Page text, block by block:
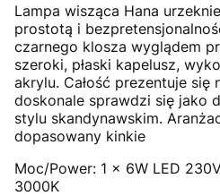
Lampa wisząca Hana
prostotą i
czarnego klosza wyglądem
szeroki, płaski kapelusz,
akrylu. Całość prezentuje
doskonale sprawdzi się jako
stylu skandynawskim.
dopasowany kinkie
Moc/Power: 1 x 6W LED
3000K